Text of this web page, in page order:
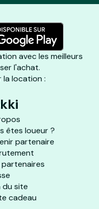
avec les meilleurs
l'achat.
location :
êtes loueur ?
partenaire
partenaires
du site
cadeau